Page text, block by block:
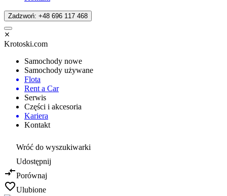
Zadzwoń: +48 696 117 468
Krotoski.com
Samochody nowe
Samochody używane
Flota
Rent a Car
Serwis
Części i akcesoria
Kariera
Kontakt
Wróć do wyszukiwarki
Udostępnij
Porównaj
Ulubione